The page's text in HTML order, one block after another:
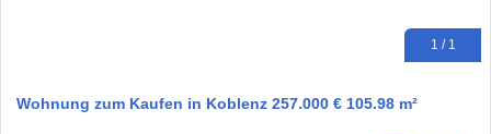
1 / 1
Wohnung zum Kaufen in Koblenz 257.000 € 105.98 m²